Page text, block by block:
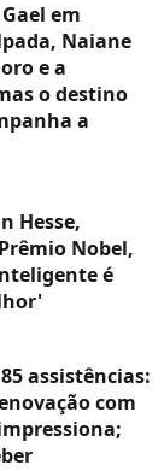
em
Naiane
e a
o destino
a
Hesse,
Nobel,
é
assistências:
com